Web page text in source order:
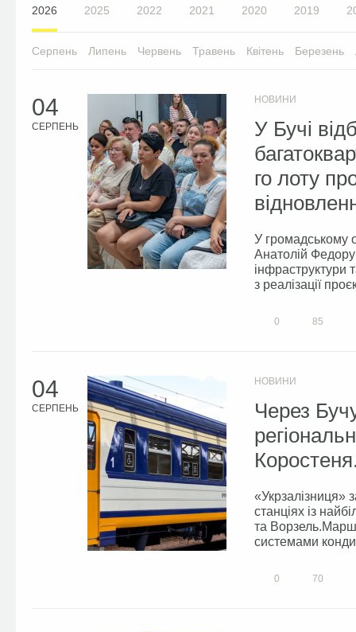
2026 2025 2022 2021 2020 2019
Серпень Липень Червень Травень Квітень Березень
04
СЕРПЕНЬ
НОВИНИ
У Бучі
го лоту
У громадському
Анатолій
інфраструктури
з реалізації
0 85
04
СЕРПЕНЬ
НОВИНИ
Через
«Укрзалізниця»
станціях із
та
системами
0 70